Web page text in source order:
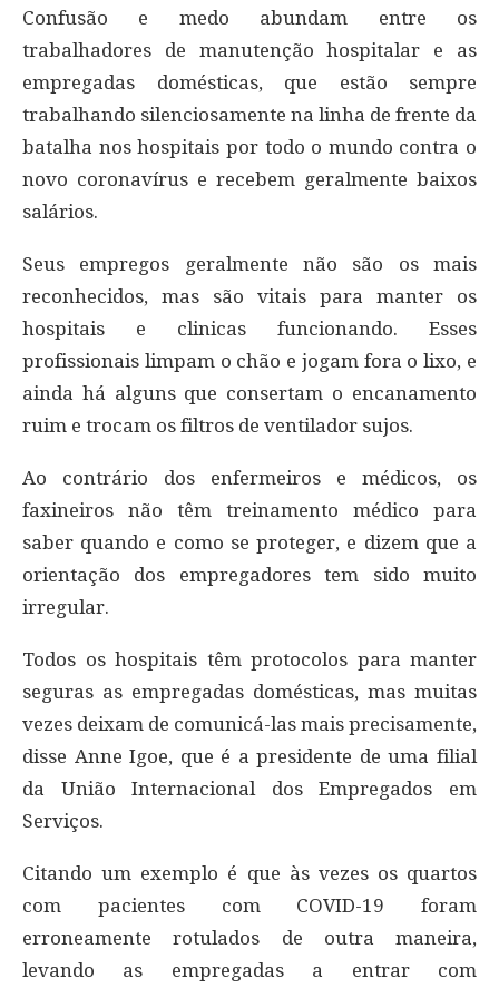
Confusão e medo abundam entre os
trabalhadores de manutenção hospitalar e as
empregadas domésticas, que estão sempre
trabalhando silenciosamente na linha de frente da
batalha nos hospitais por todo o mundo contra o
novo coronavírus e recebem geralmente baixos
salários.
Seus empregos geralmente não são os mais
reconhecidos, mas são vitais para manter os
hospitais e clinicas funcionando. Esses
profissionais limpam o chão e jogam fora o lixo, e
ainda há alguns que consertam o encanamento
ruim e trocam os filtros de ventilador sujos.
Ao contrário dos enfermeiros e médicos, os
faxineiros não têm treinamento médico para
saber quando e como se proteger, e dizem que a
orientação dos empregadores tem sido muito
irregular.
Todos os hospitais têm protocolos para manter
seguras as empregadas domésticas, mas muitas
vezes deixam de comunicá-las mais precisamente,
disse Anne Igoe, que é a presidente de uma filial
da União Internacional dos Empregados em
Serviços.
Citando um exemplo é que às vezes os quartos
com pacientes com COVID-19 foram
erroneamente rotulados de outra maneira,
levando as empregadas a entrar com